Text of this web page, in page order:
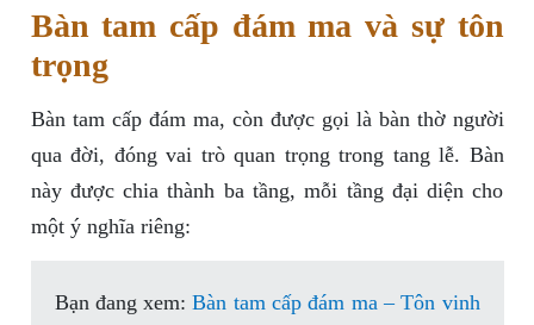
Bàn tam cấp đám ma và sự tôn
trọng
Bàn tam cấp đám ma, còn được gọi là bàn thờ người
qua đời, đóng vai trò quan trọng trong tang lễ. Bàn
này được chia thành ba tầng, mỗi tầng đại diện cho
một ý nghĩa riêng:
Bạn đang xem:Bàn tam cấp đám ma – Tôn vinh